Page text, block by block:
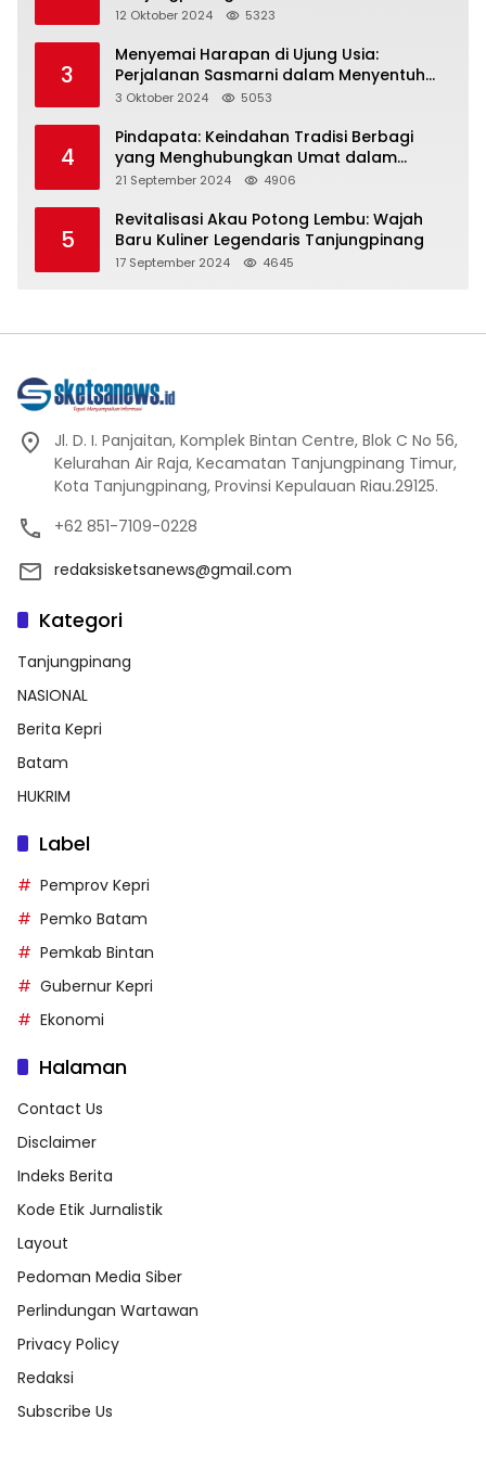
Representasi
12 Oktober 2024 5323
3
Menyemai Harapan di Ujung Usia:
Perjalanan Sasmarni dalam Menyentuh
Hati dan Jiwa
3 Oktober 2024 5053
4
Pindapata: Keindahan Tradisi Berbagi
yang Menghubungkan Umat dalam
Spiritualitas dan Kebersamaan dalam
21 September 2024 4906
5
Revitalisasi Akau Potong Lembu: Wajah
Baru Kuliner Legendaris Tanjungpinang
17 September 2024 4645
Jl. D. I. Panjaitan, Komplek Bintan Centre, Blok C No 56,
Kelurahan Air Raja, Kecamatan Tanjungpinang Timur,
Kota Tanjungpinang, Provinsi Kepulauan Riau.29125.
+62 851-7109-0228
redaksisketsanews@gmail.com
Kategori
Tanjungpinang
NASIONAL
Berita Kepri
Batam
HUKRIM
Label
Pemprov Kepri
Pemko Batam
Pemkab Bintan
Gubernur Kepri
Ekonomi
Halaman
Contact Us
Disclaimer
Indeks Berita
Kode Etik Jurnalistik
Layout
Pedoman Media Siber
Perlindungan Wartawan
Privacy Policy
Redaksi
Subscribe Us